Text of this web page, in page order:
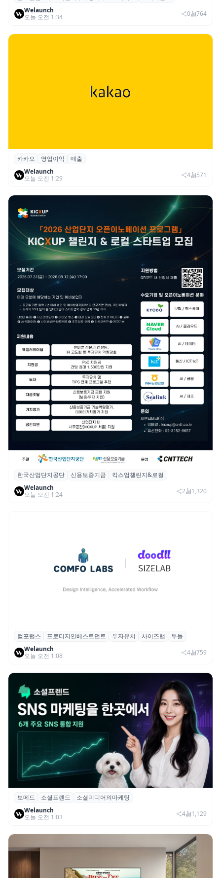
절세 전략 AI 에이전트 개발 본격화
Welaunch
오늘 오전 1:34
0 764
카카오, 2026년 2분기 매출 2조985억·영업
이익 2770억…역대 분기 최대
카카오 영업이익
매출
Welaunch
오늘 오전 1:29
4 571
산단공·신보, 2026 ‘킥스업 챌린지&로컬’ 참
여 스타트업 모집
한국산업단지공단 신용보증기금
킥스업챌린지&로컬
Welaunch
오늘 오전 1:24
2 1,320
컴포랩스, 프로디지인베스트먼트로부터 시
드 투자 유치
컴포랩스 프로디지인베스트먼트 투자유치 사이즈랩
두들
Welaunch
오늘 오전 1:08
4 759
보메드 ‘소셜프렌드’, 유튜브·인스타 등 6개
SNS 마케팅 통합 지원
보메드 소셜프렌드
소셜미디어의마케팅
Welaunch
오늘 오전 1:03
4 1,129